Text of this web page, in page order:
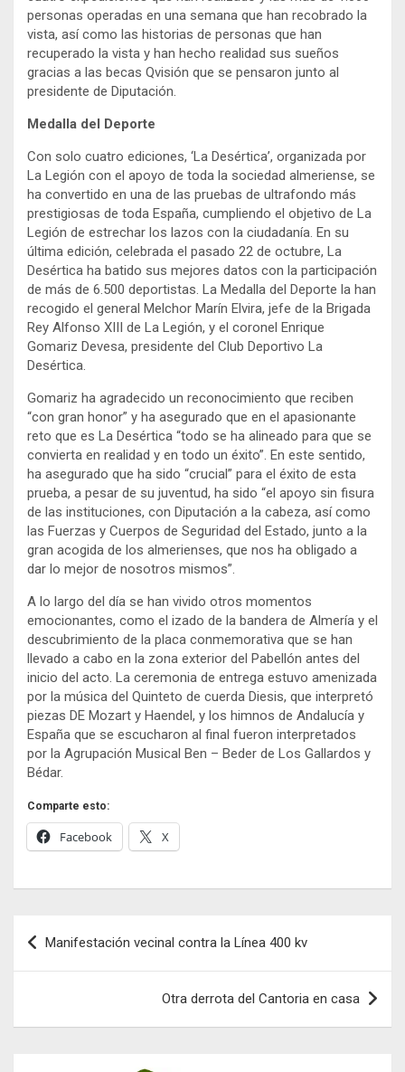
personas operadas en una semana que han recobrado la
vista, así como las historias de personas que han
recuperado la vista y han hecho realidad sus sueños
gracias a las becas Qvisión que se pensaron junto al
presidente de Diputación.
Medalla del Deporte
Con solo cuatro ediciones, ‘La Desértica’, organizada por
La Legión con el apoyo de toda la sociedad almeriense, se
ha convertido en una de las pruebas de ultrafondo más
prestigiosas de toda España, cumpliendo el objetivo de La
Legión de estrechar los lazos con la ciudadanía. En su
última edición, celebrada el pasado 22 de octubre, La
Desértica ha batido sus mejores datos con la participación
de más de 6.500 deportistas. La Medalla del Deporte la han
recogido el general Melchor Marín Elvira, jefe de la Brigada
Rey Alfonso XIII de La Legión, y el coronel Enrique
Gomariz Devesa, presidente del Club Deportivo La
Desértica.
Gomariz ha agradecido un reconocimiento que reciben
“con gran honor” y ha asegurado que en el apasionante
reto que es La Desértica “todo se ha alineado para que se
convierta en realidad y en todo un éxito”. En este sentido,
ha asegurado que ha sido “crucial” para el éxito de esta
prueba, a pesar de su juventud, ha sido “el apoyo sin fisura
de las instituciones, con Diputación a la cabeza, así como
las Fuerzas y Cuerpos de Seguridad del Estado, junto a la
gran acogida de los almerienses, que nos ha obligado a
dar lo mejor de nosotros mismos”.
A lo largo del día se han vivido otros momentos
emocionantes, como el izado de la bandera de Almería y el
descubrimiento de la placa conmemorativa que se han
llevado a cabo en la zona exterior del Pabellón antes del
inicio del acto. La ceremonia de entrega estuvo amenizada
por la música del Quinteto de cuerda Diesis, que interpretó
piezas DE Mozart y Haendel, y los himnos de Andalucía y
España que se escucharon al final fueron interpretados
por la Agrupación Musical Ben – Beder de Los Gallardos y
Bédar.
Comparte esto:
Facebook X
Navegación
de
Manifestación vecinal contra la Línea 400 kv
Otra derrota del Cantoria en casa